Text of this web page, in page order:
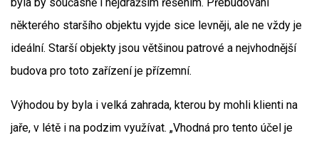
některého staršího objektu vyjde sice levněji, ale ne vždy je
ideální. Starší objekty jsou většinou patrové a nejvhodnější
budova pro toto zařízení je přízemní.
Výhodou by byla i velká zahrada, kterou by mohli klienti na
jaře, v létě i na podzim využívat. „Vhodná pro tento účel je